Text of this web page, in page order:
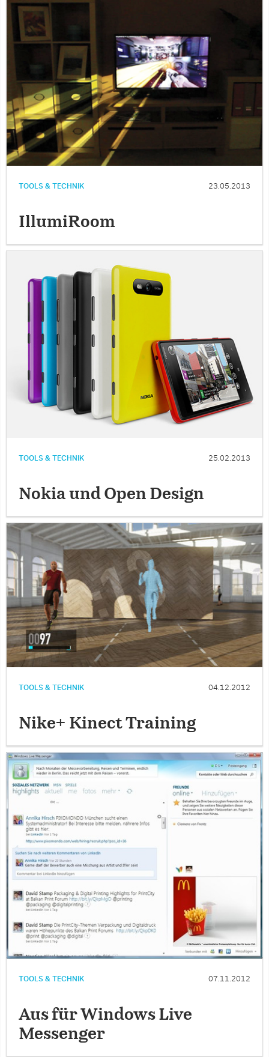
TOOLS & TECHNIK 23.05.2013
IllumiRoom
TOOLS & TECHNIK 25.02.2013
Nokia und Open Design
TOOLS & TECHNIK 04.12.2012
Nike+ Kinect Training
TOOLS & TECHNIK 07.11.2012
Aus für Windows Live
Messenger